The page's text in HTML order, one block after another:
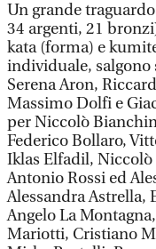
Un grande
34 argenti, 21
kata (forma) e
individuale,
Serena Aron,
Massimo Dolfi e
per Niccolò
Federico Bollaro,
Iklas Elfadil,
Antonio Rossi ed
Alessandra Astrella,
Angelo La
Mariotti, Cristiano